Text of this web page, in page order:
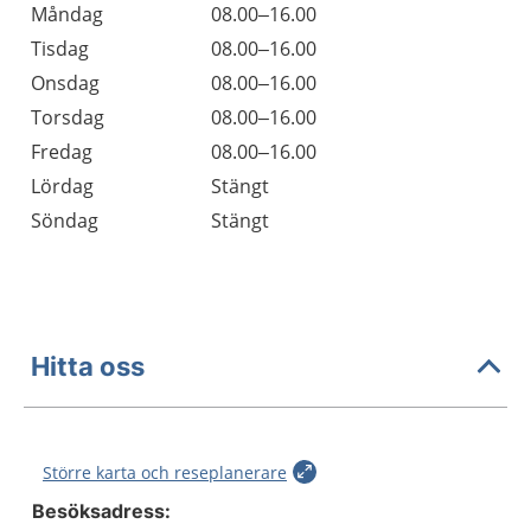
Dag
Öppettider
Kommentarer
Måndag
08.00–16.00
Tisdag
08.00–16.00
Onsdag
08.00–16.00
Torsdag
08.00–16.00
Fredag
08.00–16.00
Lördag
Stängt
Söndag
Stängt
Hitta oss
Större karta och reseplanerare
Besöksadress: